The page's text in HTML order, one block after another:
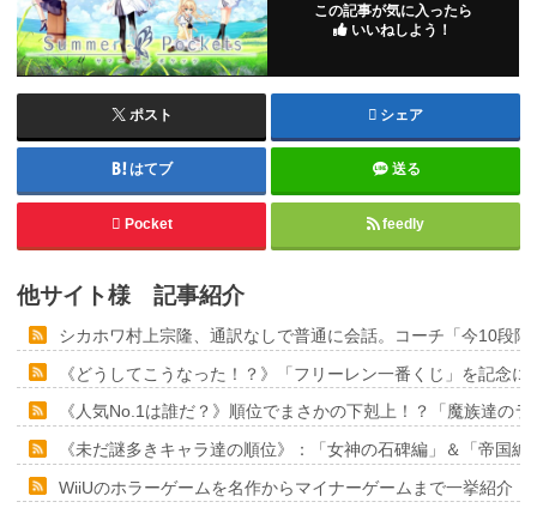
この記事が気に入ったら
いいねしよう！
ポスト シェア
はてブ 送る
Pocket feedly
他サイト様 記事紹介
シカホワ村上宗隆、通訳なしで普通に会話。コーチ「今10段
《どうしてこうなった！？》「フリーレン一番くじ」を記念
《人気No.1は誰だ？》順位でまさかの下剋上！？「魔族達の
《未だ謎多きキャラ達の順位》：「女神の石碑編」＆「帝国
WiiUのホラーゲームを名作からマイナーゲームまで一挙紹介